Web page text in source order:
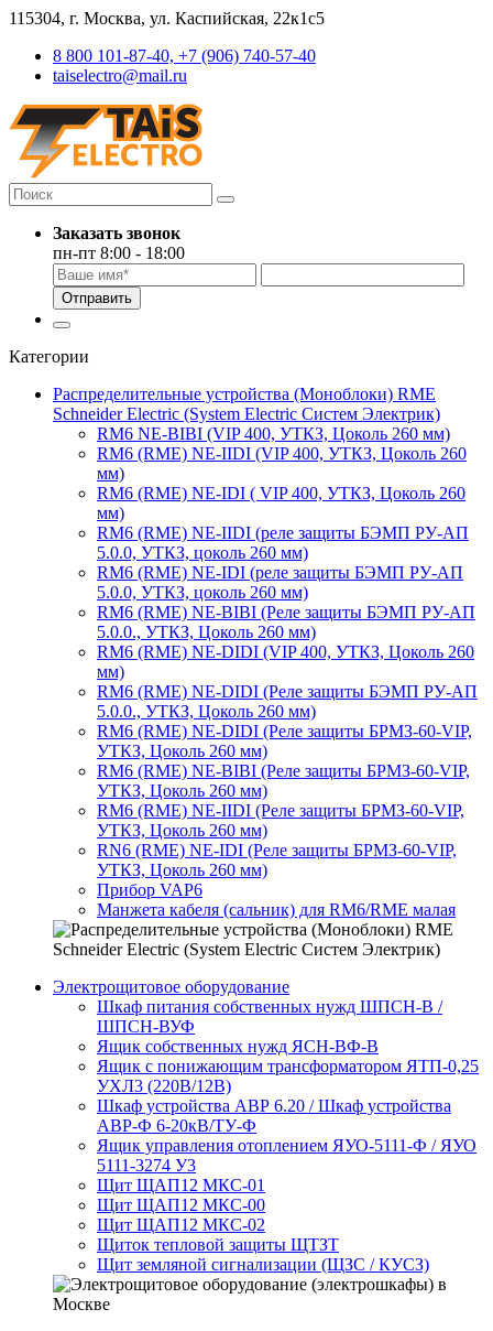
115304, г. Москва, ул. Каспийская, 22к1с5
8 800 101-87-40, +7 (906) 740-57-40
taiselectro@mail.ru
Заказать звонок
пн-пт 8:00 - 18:00
Отправить
Категории
Распределительные устройства (Моноблоки) RME
Schneider Electric (System Electric Систем Электрик)
RM6 NE-BIBI (VIP 400, УТКЗ, Цоколь 260 мм)
RM6 (RME) NE-IIDI (VIP 400, УТКЗ, Цоколь 260
мм)
RM6 (RME) NE-IDI ( VIP 400, УТКЗ, Цоколь 260
мм)
RM6 (RME) NE-IIDI (реле защиты БЭМП РУ-АП
5.0.0, УТКЗ, цоколь 260 мм)
RM6 (RME) NE-IDI (реле защиты БЭМП РУ-АП
5.0.0, УТКЗ, цоколь 260 мм)
RM6 (RME) NE-BIBI (Реле защиты БЭМП РУ-АП
5.0.0., УТКЗ, Цоколь 260 мм)
RM6 (RME) NE-DIDI (VIP 400, УТКЗ, Цоколь 260
мм)
RM6 (RME) NE-DIDI (Реле защиты БЭМП РУ-АП
5.0.0., УТКЗ, Цоколь 260 мм)
RM6 (RME) NE-DIDI (Реле защиты БРМЗ-60-VIP,
УТКЗ, Цоколь 260 мм)
RM6 (RME) NE-BIBI (Реле защиты БРМЗ-60-VIP,
УТКЗ, Цоколь 260 мм)
RM6 (RME) NE-IIDI (Реле защиты БРМЗ-60-VIP,
УТКЗ, Цоколь 260 мм)
RN6 (RME) NE-IDI (Реле защиты БРМЗ-60-VIP,
УТКЗ, Цоколь 260 мм)
Прибор VAP6
Манжета кабеля (сальник) для RM6/RME малая
Электрощитовое оборудование
Шкаф питания собственных нужд ШПСН-В /
ШПСН-ВУФ
Ящик собственных нужд ЯСН-ВФ-В
Ящик с понижающим трансформатором ЯТП-0,25
УХЛ3 (220В/12В)
Шкаф устройства АВР 6.20 / Шкаф устройства
АВР-Ф 6-20кВ/ТУ-Ф
Ящик управления отоплением ЯУО-5111-Ф / ЯУО
5111-3274 У3
Щит ЩАП12 МКС-01
Щит ЩАП12 МКС-00
Щит ЩАП12 МКС-02
Щиток тепловой защиты ЩТЗТ
Щит земляной сигнализации (ЩЗС / КУСЗ)